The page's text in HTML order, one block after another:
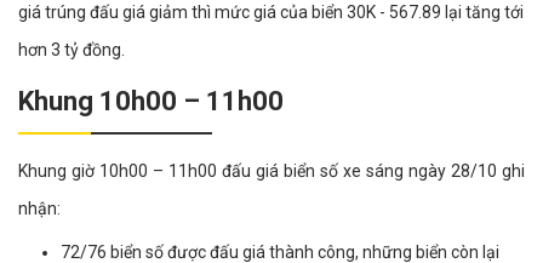
giá trúng đấu giá giảm thì mức giá của biển 30K - 567.89 lại tăng tới
hơn 3 tỷ đồng.
Khung 10h00 – 11h00
Khung giờ 10h00 – 11h00 đấu giá biển số xe sáng ngày 28/10 ghi
nhận:
72/76 biển số được đấu giá thành công, những biển còn lại